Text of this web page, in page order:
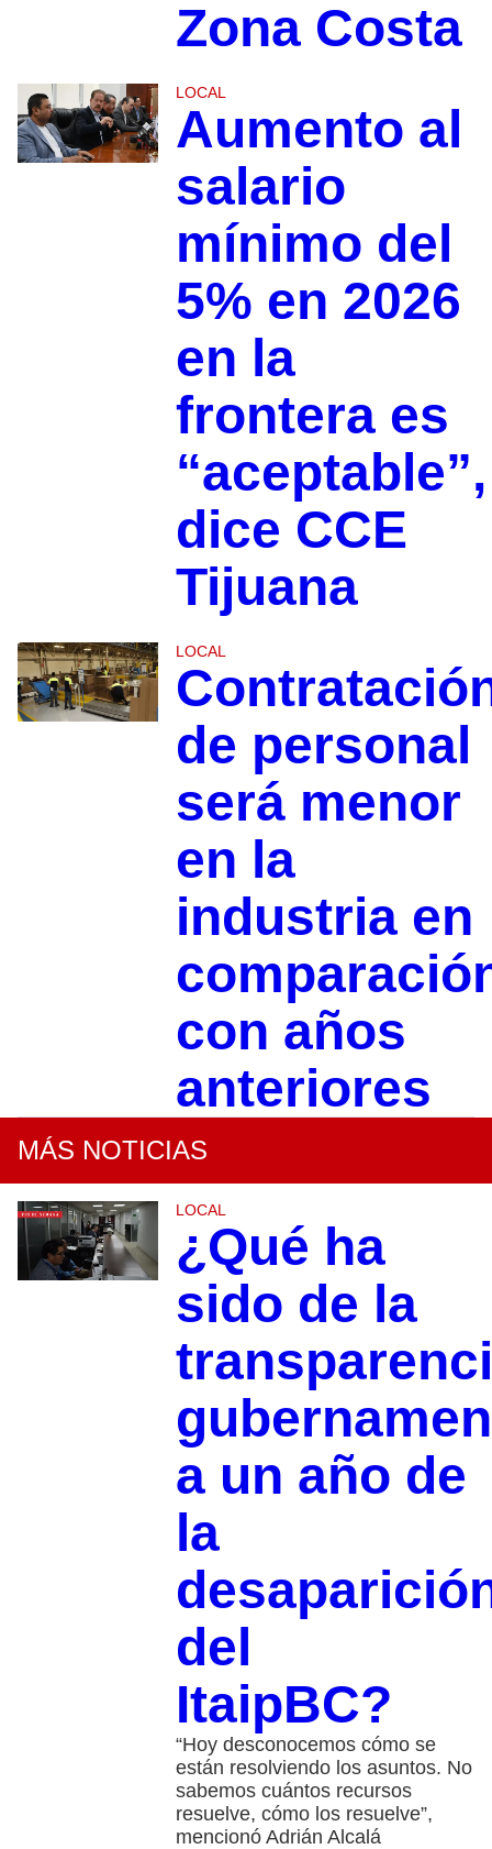
Zona Costa
LOCAL
Aumento al
salario
mínimo del
5% en 2026
en la
frontera es
“aceptable”,
dice CCE
Tijuana
LOCAL
de personal
será menor
en la
industria en
con años
anteriores
MÁS NOTICIAS
LOCAL
¿Qué ha
sido de la
a un año de
la
del
ItaipBC?
“Hoy desconocemos cómo se
están resolviendo los asuntos. No
sabemos cuántos recursos
resuelve, cómo los resuelve”,
mencionó Adrián Alcalá